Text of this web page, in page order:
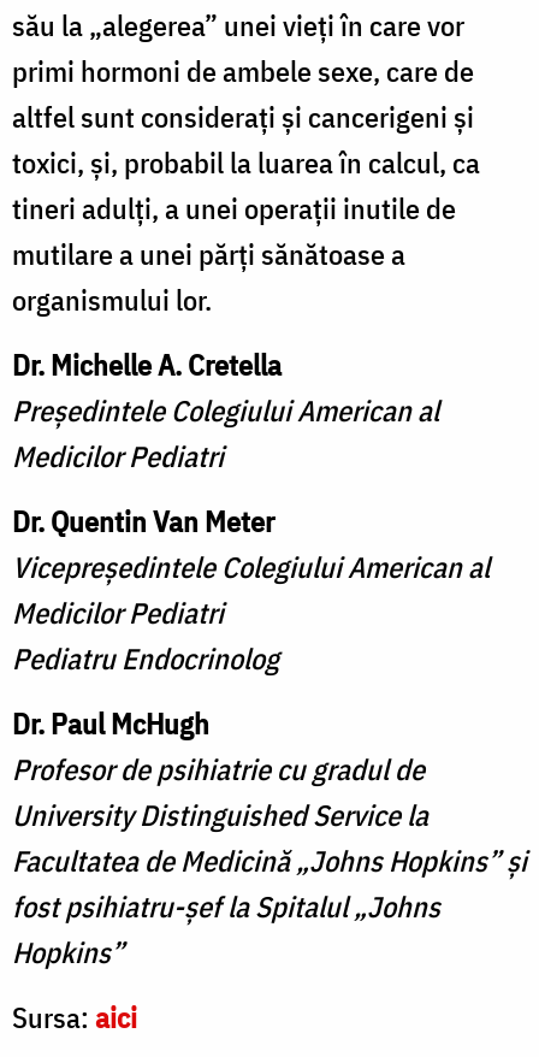
său la „alegerea” unei vieți în care vor
primi hormoni de ambele sexe, care de
altfel sunt considerați și cancerigeni și
toxici, și, probabil la luarea în calcul, ca
tineri adulți, a unei operații inutile de
mutilare a unei părți sănătoase a
organismului lor.
Dr. Michelle A. Cretella
Președintele Colegiului American al
Medicilor Pediatri
Dr. Quentin Van Meter
Vicepreședintele Colegiului American al
Medicilor Pediatri
Pediatru Endocrinolog
Dr. Paul McHugh
Profesor de psihiatrie cu gradul de
University Distinguished Service la
Facultatea de Medicină „Johns Hopkins” și
fost psihiatru-șef la Spitalul „Johns
Hopkins”
Sursa: aici